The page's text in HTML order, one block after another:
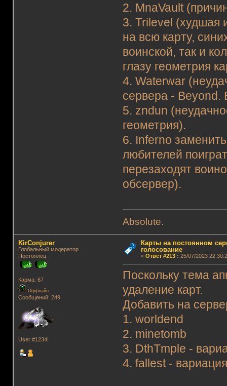
2. MnaVault
3. Trilevel (худшая
на всю карту,
воинской, так и
глазу геометрия
4. Waterwar
сервера -
5. zndun
геометрия).
6. Inferno
любителей
перезаходят
обсервер).
Absolute.
KirConjurer
Глобальный модератор
Постоялец
Карма: 67
Оффлайн
Сообщений: 249
User #1234!
Карты на постоянном
голосование
« Ответ #213: 25/07/2023
Поскольку тема
удаление карт.
Добавить на
1. worldend
2. minetomb
3. DthTmple -
4. fallest -